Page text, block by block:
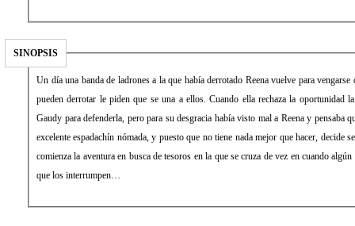
SINOPSIS
Un día una banda de ladrones a la que había derrotado Reena vuelve para
pueden derrotar le piden que se una a ellos. Cuando ella rechaza la oportunidad
Gaudy para defenderla, pero para su desgracia había visto mal a Reena y pensaba
excelente espadachín nómada, y puesto que no tiene nada mejor que hacer, decide
comienza la aventura en busca de tesoros en la que se cruza de vez en cuando
que los interrumpen…